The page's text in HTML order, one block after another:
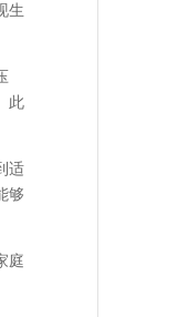
生
此
适
够
庭